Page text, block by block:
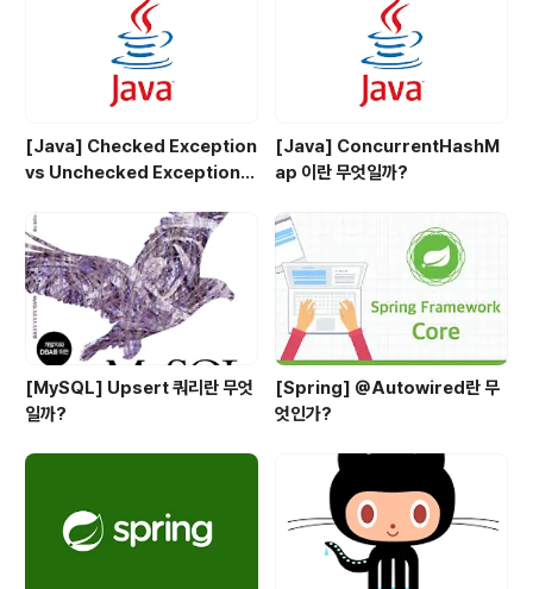
[Java] Checked Exception
vs Unchecked Exception
[Java] ConcurrentHashM
ap 이란 무엇일까?
[MySQL] Upsert 쿼리란 무엇
일까?
[Spring] @Autowired란 무
엇인가?